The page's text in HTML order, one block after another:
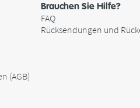
(AGB)
Brauchen Sie Hilfe?
FAQ
Rücksendungen und